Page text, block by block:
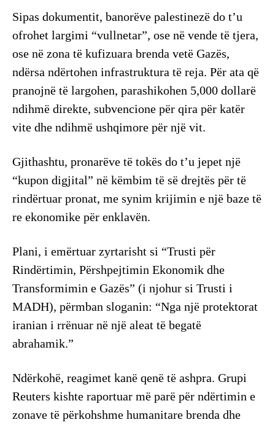
Sipas dokumentit, banorëve palestinezë do t’u
ofrohet largimi “vullnetar”, ose në vende të tjera,
ose në zona të kufizuara brenda vetë Gazës,
ndërsa ndërtohen infrastruktura të reja. Për ata që
pranojnë të largohen, parashikohen 5,000 dollarë
ndihmë direkte, subvencione për qira për katër
vite dhe ndihmë ushqimore për një vit.
Gjithashtu, pronarëve të tokës do t’u jepet një
“kupon digjital” në këmbim të së drejtës për të
rindërtuar pronat, me synim krijimin e një baze të
re ekonomike për enklavën.
Plani, i emërtuar zyrtarisht si “Trusti për
Rindërtimin, Përshpejtimin Ekonomik dhe
Transformimin e Gazës” (i njohur si Trusti i
MADH), përmban sloganin: “Nga një protektorat
iranian i rrënuar në një aleat të begatë
abrahamik.”
Ndërkohë, reagimet kanë qenë të ashpra. Grupi
Reuters kishte raportuar më parë për ndërtimin e
zonave të përkohshme humanitare brenda dhe